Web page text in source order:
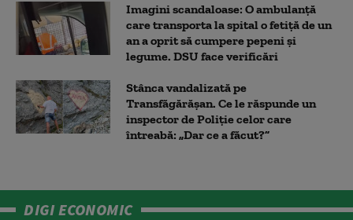
Imagini scandaloase: O ambulanță
care transporta la spital o fetiță de un
an a oprit să cumpere pepeni și
legume. DSU face verificări
Stânca vandalizată pe
Transfăgărășan. Ce le răspunde un
inspector de Poliție celor care
întreabă: „Dar ce a făcut?”
DIGI ECONOMIC